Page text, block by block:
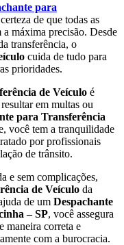
para
de que todas as
a máxima precisão. Desde
transferência, o
cuida de tudo para
prioridades.
de Veículo é
em multas ou
para Transferência
você tem a tranquilidade
por profissionais
de trânsito.
e sem complicações,
de Veículo da
de um Despachante
– SP, você assegura
maneira correta e
com a burocracia.